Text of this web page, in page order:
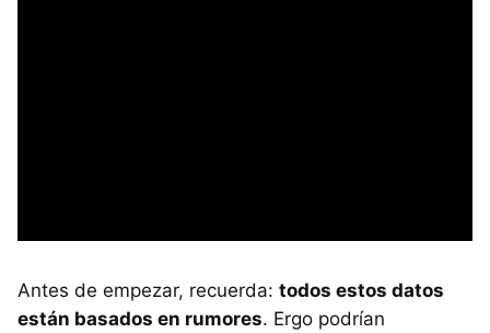
Antes de empezar, recuerda: todos estos datos
están basados en rumores. Ergo podrían